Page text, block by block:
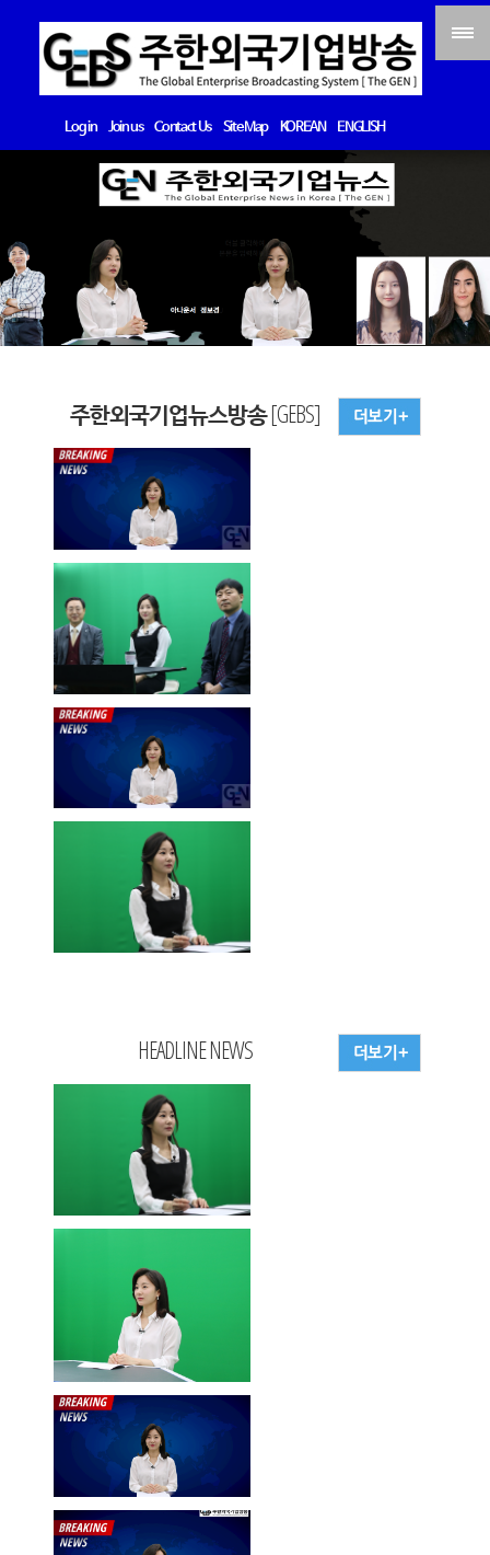
Log in Join us Contact Us Site Map KOREAN ENGLISH
주한외국기업뉴스방송 [GEBS]
HEADLINE NEWS